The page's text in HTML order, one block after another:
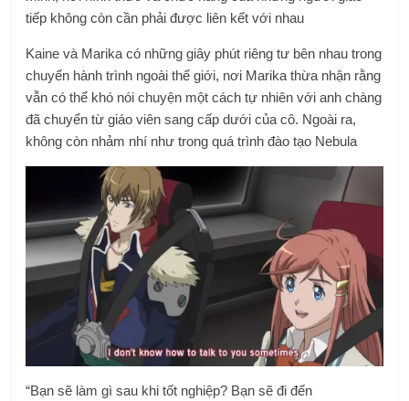
tiếp không còn cần phải được liên kết với nhau
Kaine và Marika có những giây phút riêng tư bên nhau trong
chuyến hành trình ngoài thế giới, nơi Marika thừa nhận rằng
vẫn có thể khó nói chuyện một cách tự nhiên với anh chàng
đã chuyển từ giáo viên sang cấp dưới của cô. Ngoài ra,
không còn nhảm nhí như trong quá trình đào tạo Nebula
“Bạn sẽ làm gì sau khi tốt nghiệp? Bạn sẽ đi đến